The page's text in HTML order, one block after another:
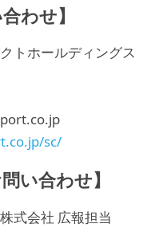
わせ】
トホールディングス
sc/
い合わせ】
式会社 広報担当